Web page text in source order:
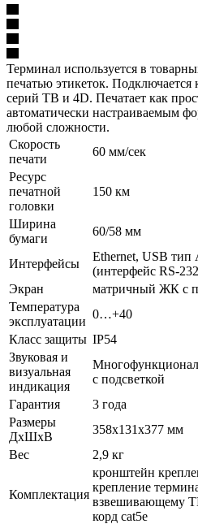
Терминал используется в
печатью этикеток.
серий TB и 4D. Печатает как
автоматически настраиваемым
любой сложности.
Скорость
печати
60 мм/сек
Ресурс
печатной
головки
150 км
Ширина
бумаги
60/58 мм
Интерфейсы
Ethernet, USB
(интерфейс RS-
Экран
матричный ЖК с
Температура
эксплуатации
0…+40
Класс защиты IP54
Звуковая и
визуальная
индикация
с подсветкой
Гарантия
3 года
Размеры
ДхШхВ
358х131х377 мм
Вес
2,9 кг
Комплектация
кронштейн
крепление
взвешивающему
корд cat5е